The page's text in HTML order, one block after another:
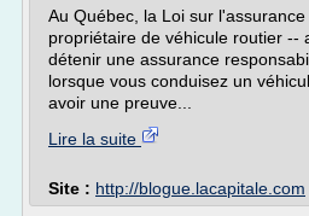
Au Québec, la Loi sur
propriétaire de véhicule routier --
détenir une assurance
lorsque vous conduisez un
avoir une preuve...
Lire la suite
Site : http://blogue.lacapitale.com